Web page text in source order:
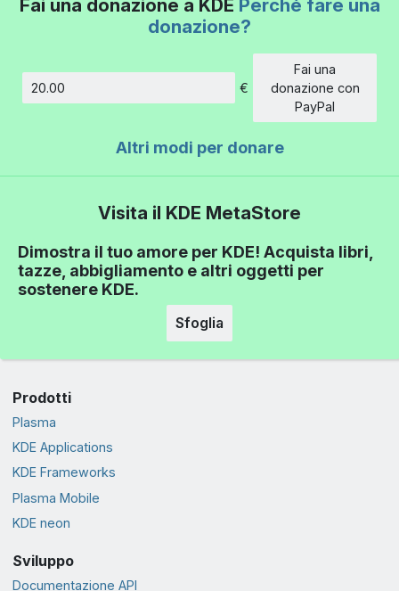
Fai una donazione a KDE Perché fare una
donazione?
Importo
€
Fai una
donazione con
PayPal
Altri modi per donare
Visita il KDE MetaStore
Dimostra il tuo amore per KDE! Acquista libri,
tazze, abbigliamento e altri oggetti per
sostenere KDE.
Sfoglia
Prodotti
Plasma
KDE Applications
KDE Frameworks
Plasma Mobile
KDE neon
Sviluppo
Documentazione API